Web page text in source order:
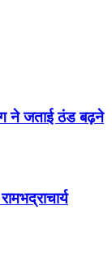
ने जताई ठंड बढ़ने